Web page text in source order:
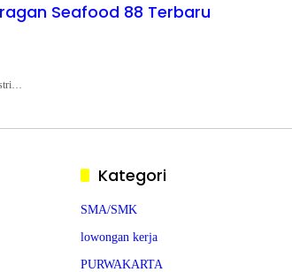
Seafood 88 Terbaru
Kategori
SMA/SMK
lowongan kerja
PURWAKARTA